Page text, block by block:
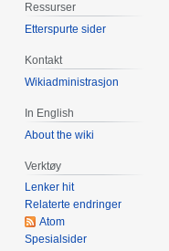
Ressurser
Etterspurte sider
Kontakt
Wikiadministrasjon
In English
About the wiki
Verktøy
Lenker hit
Relaterte endringer
Atom
Spesialsider